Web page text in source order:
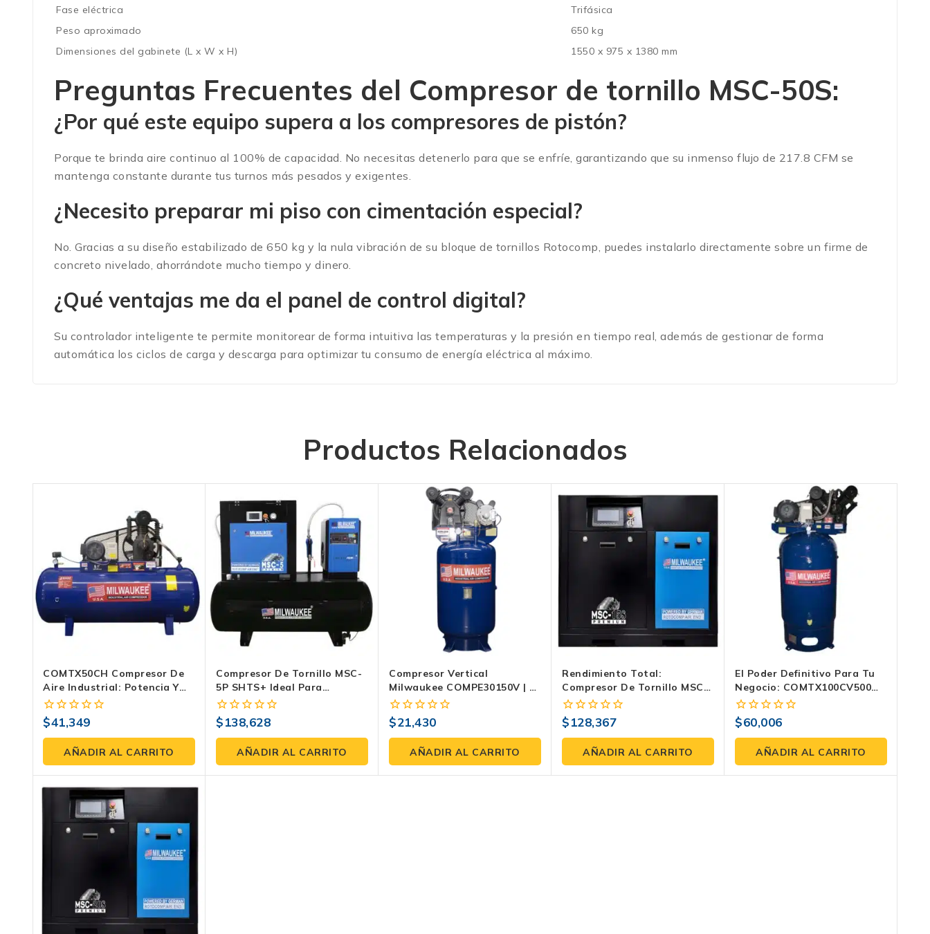
Fase eléctrica
Trifásica
Peso aproximado
650 kg
Dimensiones del gabinete (L x W x H)
1550 x 975 x 1380 mm
Preguntas Frecuentes del Compresor de tornillo MSC-50S:
¿Por qué este equipo supera a los compresores de pistón?
Porque te brinda aire continuo al 100% de capacidad. No necesitas detenerlo para que se enfríe, garantizando que su inmenso flujo de 217.8 CFM se
mantenga constante durante tus turnos más pesados y exigentes.
¿Necesito preparar mi piso con cimentación especial?
No. Gracias a su diseño estabilizado de 650 kg y la nula vibración de su bloque de tornillos Rotocomp, puedes instalarlo directamente sobre un firme de
concreto nivelado, ahorrándote mucho tiempo y dinero.
¿Qué ventajas me da el panel de control digital?
Su controlador inteligente te permite monitorear de forma intuitiva las temperaturas y la presión en tiempo real, además de gestionar de forma
automática los ciclos de carga y descarga para optimizar tu consumo de energía eléctrica al máximo.
Productos Relacionados
COMTX50CH Compresor De
Aire Industrial: Potencia Y
Rendimiento Para Su
Negocio
0
fuera
5
$41,349
AÑADIR AL CARRITO
Compresor De Tornillo MSC-
5P SHTS+ Ideal Para
Optimizar Tu Producción
0
fuera
5
$138,628
AÑADIR AL CARRITO
Compresor Vertical
Milwaukee COMPE30150V | 3
HP, 150 Litros, 120 PSI
0
fuera
5
$21,430
AÑADIR AL CARRITO
Rendimiento Total:
Compresor De Tornillo MSC-
15S Milwaukee Para La
Industria
0
fuera
5
$128,367
AÑADIR AL CARRITO
El Poder Definitivo Para Tu
Negocio: COMTX100CV500
Compresor De Aire Industrial
0
fuera
5
$60,006
AÑADIR AL CARRITO